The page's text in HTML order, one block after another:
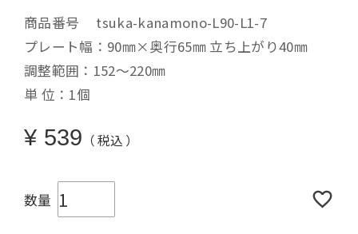
商品番号
tsuka-kanamono-L90-L1-7
プレート幅：90㎜×奥行65㎜ 立ち上がり40㎜
調整範囲：152～220㎜
単 位：1個
¥ 539 税込